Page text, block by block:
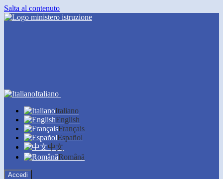
Salta al contenuto
Italiano
Italiano
English
Français
Español
中文
Română
Accedi